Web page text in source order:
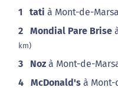
1 tati à Mont-de-
2 Mondial Pare Brise
km)
3 Noz à Mont-de-
4 McDonald's à Mont-